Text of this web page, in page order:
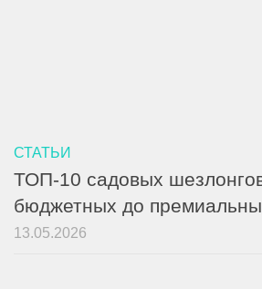
СТАТЬИ
ТОП-10 садовых
бюджетных до
13.05.2026